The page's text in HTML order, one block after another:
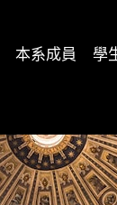
本系成員 學